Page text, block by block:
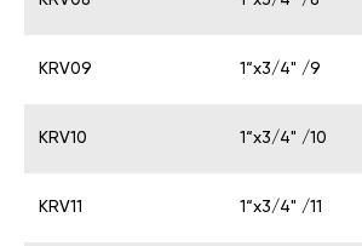
KRV09 1“x3/4" /9
KRV10 1“x3/4" /10
KRV11 1“x3/4" /11